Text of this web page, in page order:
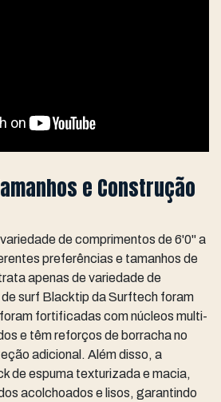
e Construção
de comprimentos de 6'0" a
preferências e tamanhos de
apenas de variedade de
surf Blacktip da Surftech foram
fortificadas com núcleos multi-
e têm reforços de borracha no
adicional. Além disso, a
de espuma texturizada e macia,
acolchoados e lisos, garantindo